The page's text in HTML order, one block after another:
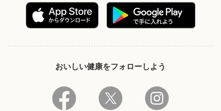
おいしい健康をフォローしよう